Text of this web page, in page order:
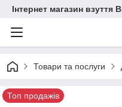
Інтернет магазин взуття
Товари та послуги
Топ продажів